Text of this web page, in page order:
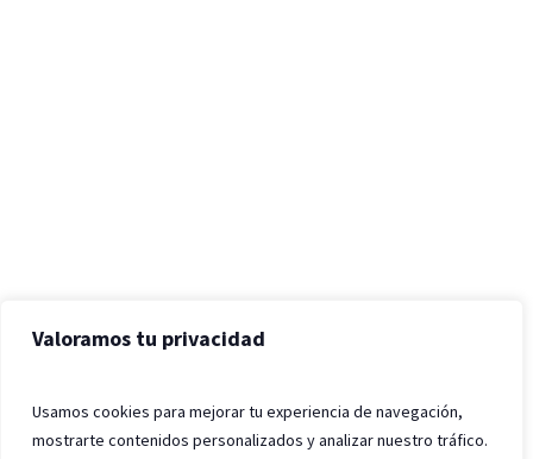
Valoramos tu privacidad
Usamos cookies para mejorar tu experiencia de navegación,
mostrarte contenidos personalizados y analizar nuestro tráfico.